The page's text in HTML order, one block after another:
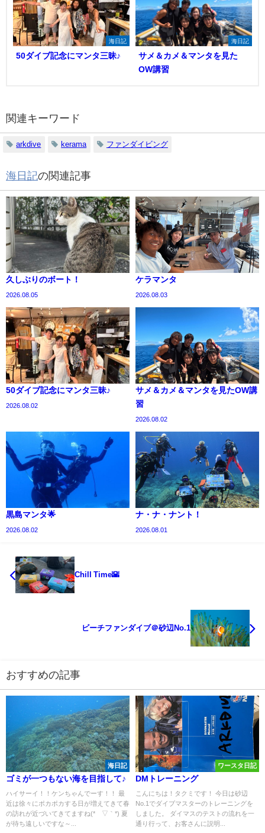
海日記
50ダイブ記念にマンタ三昧♪
海日記
サメ＆カメ＆マンタを見た
OW講習
関連キーワード
arkdive kerama ファンダイビング
海日記の関連記事
久しぶりのボート！
2026.08.05
ケラマンタ
2026.08.03
50ダイブ記念にマンタ三昧♪
2026.08.02
サメ＆カメ＆マンタを見たOW講
習
2026.08.02
黒島マンタ🌟
2026.08.02
ナ・ナ・ナント！
2026.08.01
Chill Time🌇
ビーチファンダイブ＠砂辺No.1
おすすめの記事
海日記
ゴミが一つもない海を目指して♪
ハイサーイ！！ケンちゃんでーす！！ 最
近は徐々にポカポカする日が増えてきて春
の訪れが近づいてきてますね(*´▽｀*) 夏
が待ち遠しいですな～...
ワースタ日記
DMトレーニング
こんにちは！タクミです！ 今日は砂辺
No.1でダイブマスターのトレーニングを
しました。 ダイマスのテストの流れを一
通り行って、お客さんに説明...